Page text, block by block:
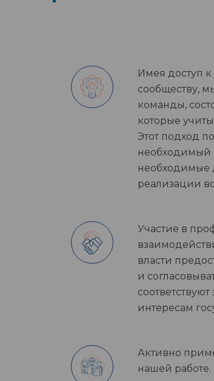
Имея доступ
сообществу,
команды,
которые
Этот подход
необходимый
необходимые
реализации
Участие в
власти
и
интересам
Активно
нашей